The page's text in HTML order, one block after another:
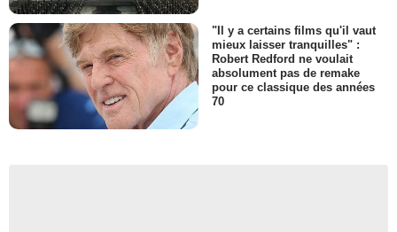
"Il y a certains films qu'il vaut
mieux laisser tranquilles" :
Robert Redford ne voulait
absolument pas de remake
pour ce classique des années
70